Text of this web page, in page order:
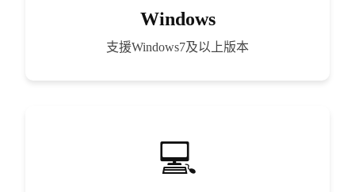
Windows
支援Windows7及以上版本